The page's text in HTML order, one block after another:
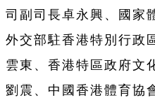
司副司長卓永興、國家
外交部駐香港特別行政
雲東、香港特區政府文
劉震、中國香港體育協